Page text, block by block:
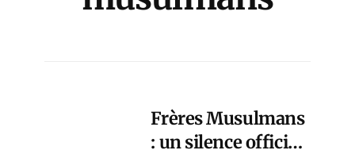
Frères Musulmans
: un silence officiel